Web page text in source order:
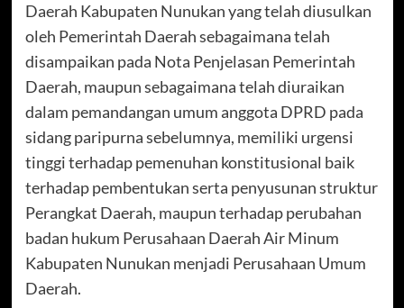
Daerah Kabupaten Nunukan yang telah diusulkan
oleh Pemerintah Daerah sebagaimana telah
disampaikan pada Nota Penjelasan Pemerintah
Daerah, maupun sebagaimana telah diuraikan
dalam pemandangan umum anggota DPRD pada
sidang paripurna sebelumnya, memiliki urgensi
tinggi terhadap pemenuhan konstitusional baik
terhadap pembentukan serta penyusunan struktur
Perangkat Daerah, maupun terhadap perubahan
badan hukum Perusahaan Daerah Air Minum
Kabupaten Nunukan menjadi Perusahaan Umum
Daerah.